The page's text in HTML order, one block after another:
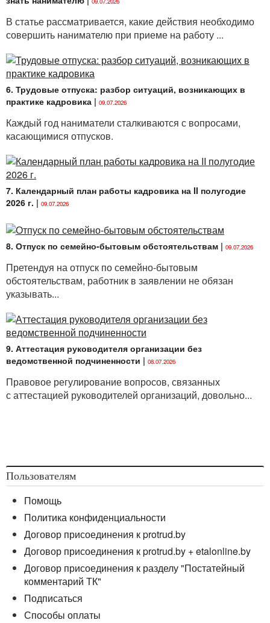
В статье рассматривается, какие действия необходимо
совершить нанимателю при приеме на работу ...
6. Трудовые отпуска: разбор ситуаций, возникающих в
практике кадровика | 09.07.2026
Каждый год наниматели сталкиваются с вопросами,
касающимися отпусков.
7. Календарный план работы кадровика на II полугодие
2026 г. | 09.07.2026
8. Отпуск по семейно-бытовым обстоятельствам | 09.07.2026
Претендуя на отпуск по семейно-бытовым
обстоятельствам, работник в заявлении не обязан
указывать...
9. Аттестация руководителя организации без
ведомственной подчиненности | 08.07.2026
Правовое регулирование вопросов, связанных
с аттестацией руководителей организаций, довольно...
Пользователям
Помощь
Политика конфиденциальности
Договор присоединения к protrud.by
Договор присоединения к protrud.by + etalonline.by
Договор присоединения к разделу "Постатейный
комментарий ТК"
Подписаться
Способы оплаты